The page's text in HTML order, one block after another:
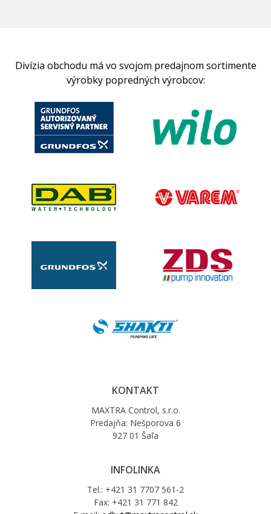
Divízia obchodu má vo svojom predajnom sortimente
výrobky popredných výrobcov:
KONTAKT
MAXTRA Control, s.r.o.
Predajňa: Nešporova 6
927 01 Šaľa
INFOLINKA
Tel.: +421 31 7707 561-2
Fax: +421 31 771 842